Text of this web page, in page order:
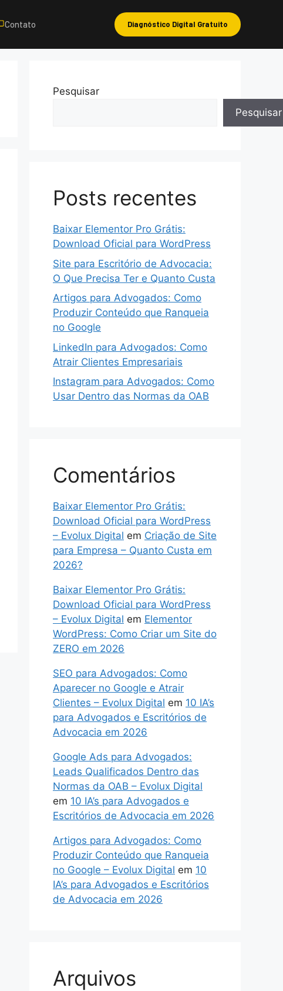
Contato Diagnóstico Digital Gratuito
Pesquisar
Pesquisar
Posts recentes
Baixar Elementor Pro Grátis:
Download Oficial para WordPress
Site para Escritório de Advocacia:
O Que Precisa Ter e Quanto Custa
Artigos para Advogados: Como
Produzir Conteúdo que Ranqueia
no Google
LinkedIn para Advogados: Como
Atrair Clientes Empresariais
Instagram para Advogados: Como
Usar Dentro das Normas da OAB
Comentários
Baixar Elementor Pro Grátis:
Download Oficial para WordPress
– Evolux Digital em Criação de Site
para Empresa – Quanto Custa em
2026?
Baixar Elementor Pro Grátis:
Download Oficial para WordPress
– Evolux Digital em Elementor
WordPress: Como Criar um Site do
ZERO em 2026
SEO para Advogados: Como
Aparecer no Google e Atrair
Clientes – Evolux Digital em 10 IA’s
para Advogados e Escritórios de
Advocacia em 2026
Google Ads para Advogados:
Leads Qualificados Dentro das
Normas da OAB – Evolux Digital
em 10 IA’s para Advogados e
Escritórios de Advocacia em 2026
Artigos para Advogados: Como
Produzir Conteúdo que Ranqueia
no Google – Evolux Digital em 10
IA’s para Advogados e Escritórios
de Advocacia em 2026
Arquivos